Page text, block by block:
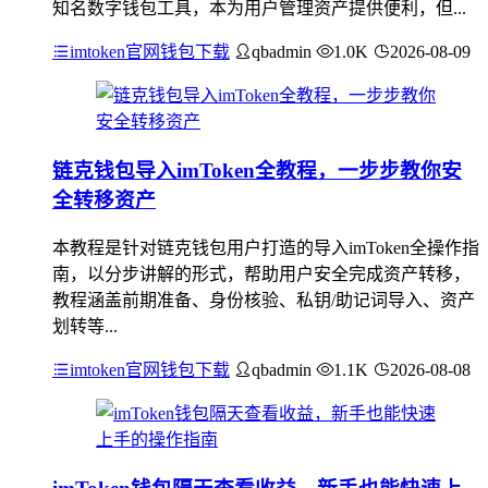
知名数字钱包工具，本为用户管理资产提供便利，但...
imtoken官网钱包下载 qbadmin 1.0K 2026-08-09
链克钱包导入imToken全教程，一步步教你安
全转移资产
本教程是针对链克钱包用户打造的导入imToken全操作指
南，以分步讲解的形式，帮助用户安全完成资产转移，
教程涵盖前期准备、身份核验、私钥/助记词导入、资产
划转等...
imtoken官网钱包下载 qbadmin 1.1K 2026-08-08